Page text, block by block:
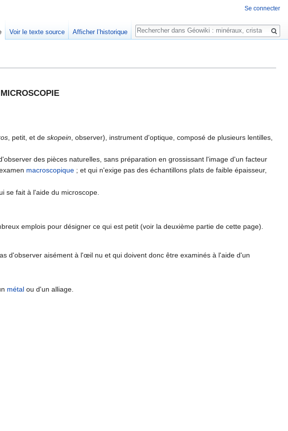
MICROSCOPIE
, petit, et deskopein , observer), instrument d'optique, composé de plusieurs lentilles,
des pièces naturelles, sans préparation en grossissant l'image d'un facteur
macroscopique ; et qui n'exige pas des échantillons plats de faible épaisseur,
se fait à l'aide du microscope.
emplois pour désigner ce qui est petit (voir la deuxième partie de cette page).
d'observer aisément à l'œil nu et qui doivent donc être examinés à l'aide d'un
métal ou d'un alliage.
Se connecter
Voir le texte source Afficher l’historique
Rechercher